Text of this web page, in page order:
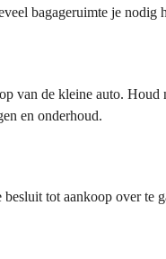
bagageruimte je
van de kleine auto.
en onderhoud.
tot aankoop over te